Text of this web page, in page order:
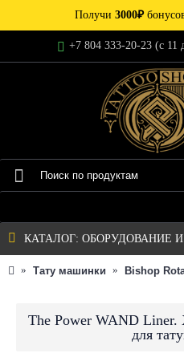
Получи 3000₽
+7 804 333-20-23 (c 11
КАТАЛОГ: ОБОРУДОВАНИЕ
Тату машинки Bishop
The Power WAND
для